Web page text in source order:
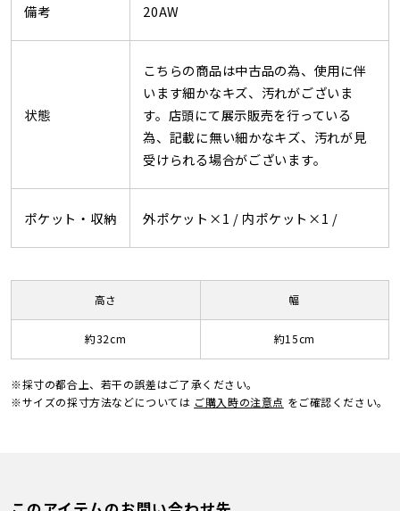
備考 20AW
状態
こちらの商品は中古品の為、使用に伴
います細かなキズ、汚れがございま
す。店頭にて展示販売を行っている
為、記載に無い細かなキズ、汚れが見
受けられる場合がございます。
ポケット・収納 外ポケット×1 / 内ポケット×1 /
高さ
約32cm
幅
約15cm
※採寸の都合上、若干の誤差はご了承ください。
※サイズの採寸方法などについては ご購入時の注意点 をご確認ください。